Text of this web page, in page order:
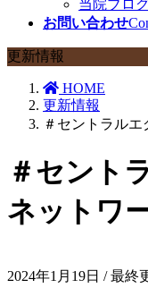
当院ブログ
お問い合わせ
更新情報
HOME
更新情報
＃セントラル
＃セント
ネットワ
2024年1月19日 / 最終